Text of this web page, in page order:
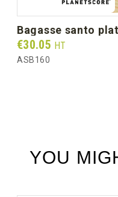
bagasse santo
Prix
€30.05 HT
ASB160
YOU